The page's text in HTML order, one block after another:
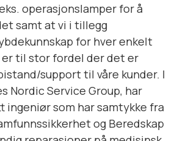
operasjonslamper for å
samt at vi i tillegg
for hver enkelt
til stor fordel der det er
support til våre kunder. I
Nordic Service Group, har
ingeniør som har samtykke fra
og Beredskap